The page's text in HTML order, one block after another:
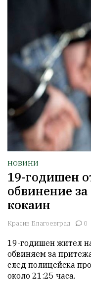
НОВИНИ
19-годишен
обвинение
кокаин
Красив Благоевград 0
19-годишен жител
обвиняем за
след полицейска
около 21:25 часа.